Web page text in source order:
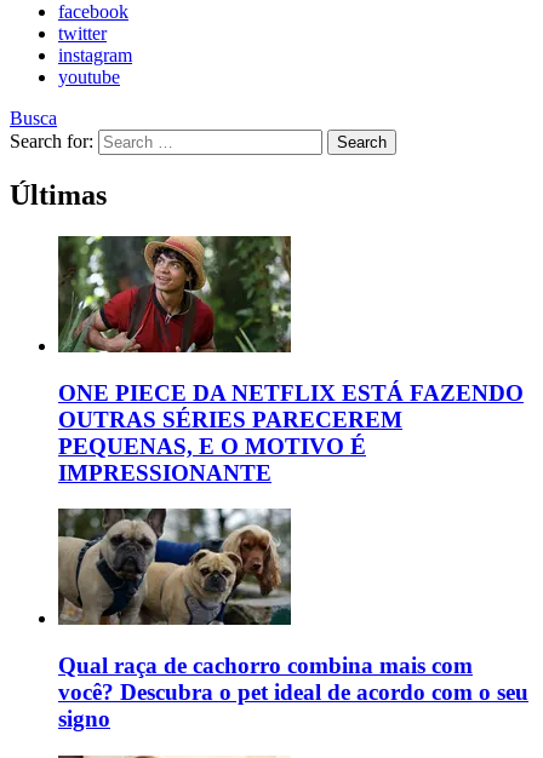
facebook
twitter
instagram
youtube
Busca
Search for:
Search
Últimas
ONE PIECE DA NETFLIX ESTÁ FAZENDO
OUTRAS SÉRIES PARECEREM
PEQUENAS, E O MOTIVO É
IMPRESSIONANTE
Qual raça de cachorro combina mais com
você? Descubra o pet ideal de acordo com o seu
signo